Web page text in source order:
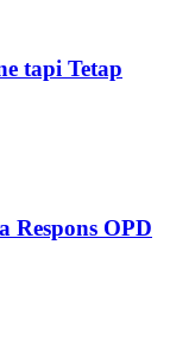
tapi Tetap
Respons OPD